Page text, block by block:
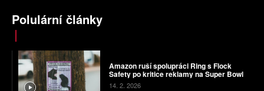
Polulární články
Amazon ruší spolupráci Ring s Flock
Safety po kritice reklamy na Super Bowl
14. 2. 2026